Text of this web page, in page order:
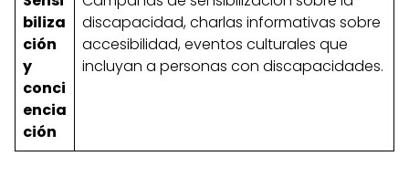
biliza
ción
y
conci
encia
ción
discapacidad, charlas informativas sobre
accesibilidad, eventos culturales que
incluyan a personas con discapacidades.